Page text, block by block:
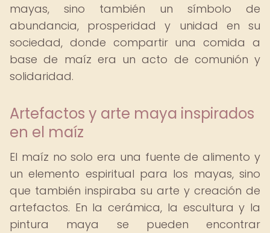
mayas, sino también un símbolo de
abundancia, prosperidad y unidad en su
sociedad, donde compartir una comida a
base de maíz era un acto de comunión y
solidaridad.
Artefactos y arte maya inspirados
en el maíz
El maíz no solo era una fuente de alimento y
un elemento espiritual para los mayas, sino
que también inspiraba su arte y creación de
artefactos. En la cerámica, la escultura y la
pintura maya se pueden encontrar